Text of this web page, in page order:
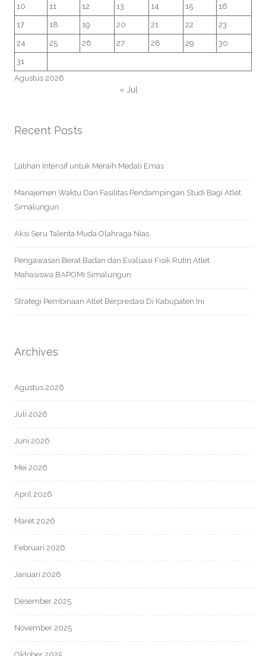
Agustus 2026
10 11 12 13 14 15 16
17 18 19 20 21 22 23
24 25 26 27 28 29 30
31
« Jul
Recent Posts
Latihan Intensif untuk Meraih Medali Emas
Manajemen Waktu Dan Fasilitas Pendampingan Studi Bagi Atlet
Simalungun
Aksi Seru Talenta Muda Olahraga Nias
Pengawasan Berat Badan dan Evaluasi Fisik Rutin Atlet
Mahasiswa BAPOMI Simalungun
Strategi Pembinaan Atlet Berprestasi Di Kabupaten Ini
Archives
Agustus 2026
Juli 2026
Juni 2026
Mei 2026
April 2026
Maret 2026
Februari 2026
Januari 2026
Desember 2025
November 2025